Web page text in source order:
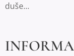
duše...